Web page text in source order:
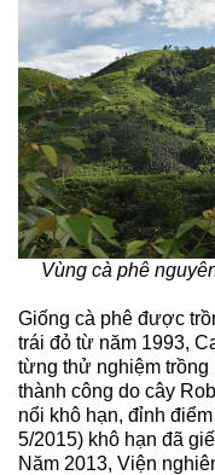
Vùng cà phê
Giống cà phê được
trái đỏ từ năm 1993,
từng thử nghiệm
thành công do cây
nổi khô hạn, đỉnh
5/2015) khô hạn đã
Năm 2013, Viện